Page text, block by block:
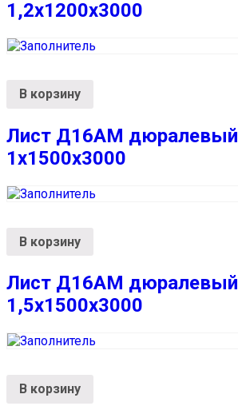
1,2х1200х3000
В корзину
Лист Д16АМ дюралевый
1х1500х3000
В корзину
Лист Д16АМ дюралевый
1,5х1500х3000
В корзину